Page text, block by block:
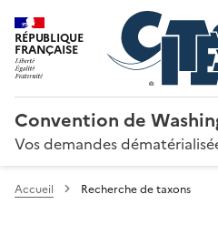
RÉPUBLIQUE
FRANÇAISE
Convention de
Vos demandes
Accueil Recherche de taxons